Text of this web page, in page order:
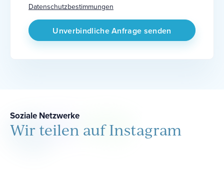
Datenschutzbestimmungen
Soziale Netzwerke
Wir teilen auf Instagram